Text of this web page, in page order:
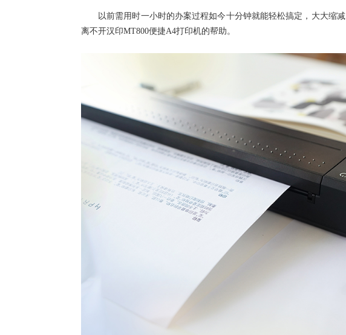
以前需用时一小时的办案过程如今十分钟就能轻松搞定，大大缩
离不开汉印MT800便捷A4打印机的帮助。